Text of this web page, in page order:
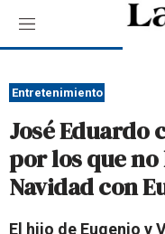
M
e
ú
Entretenimiento
José Eduardo
por los que
Navidad con
El hijo de Eugenio y